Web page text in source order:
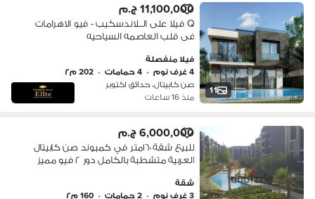
11
11,100,000 ج.م
Q فيلا على الــلاندسكيب - فيو الاهرامات
فى قلب العاصمه السياحيه
فيلا منفصلة
4 غرف نوم
• 4 حمامات • 202 م٢
صن كابيتال، حدائق اكتوبر
منذ 16 ساعات
6,000,000 ج.م
للبيع شقة ١٦٠متر في كمبوند صن كابيتال
العربية متشطبة بالكامل دور ٢ فيو مميز
شقة
3 غرف نوم
• 2 حمامات • 160 م٢